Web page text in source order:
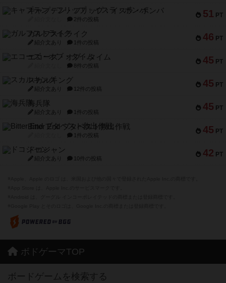
51 PT
キャプテン・フリップ：イスラ・ボンバ
2件の投稿
46 PT
ガルフストライク
紹介文あり 1件の投稿
45 PT
エコーズ・オブ・タイム
8件の投稿
45 PT
スカルキング
紹介文あり 12件の投稿
45 PT
海兵隊
紹介文あり 1件の投稿
45 PT
Bitter End ブタペスト救出作戦
1件の投稿
42 PT
ドコジャン
紹介文あり 10件の投稿
ボドゲーマTOP
ボードゲームを検索する